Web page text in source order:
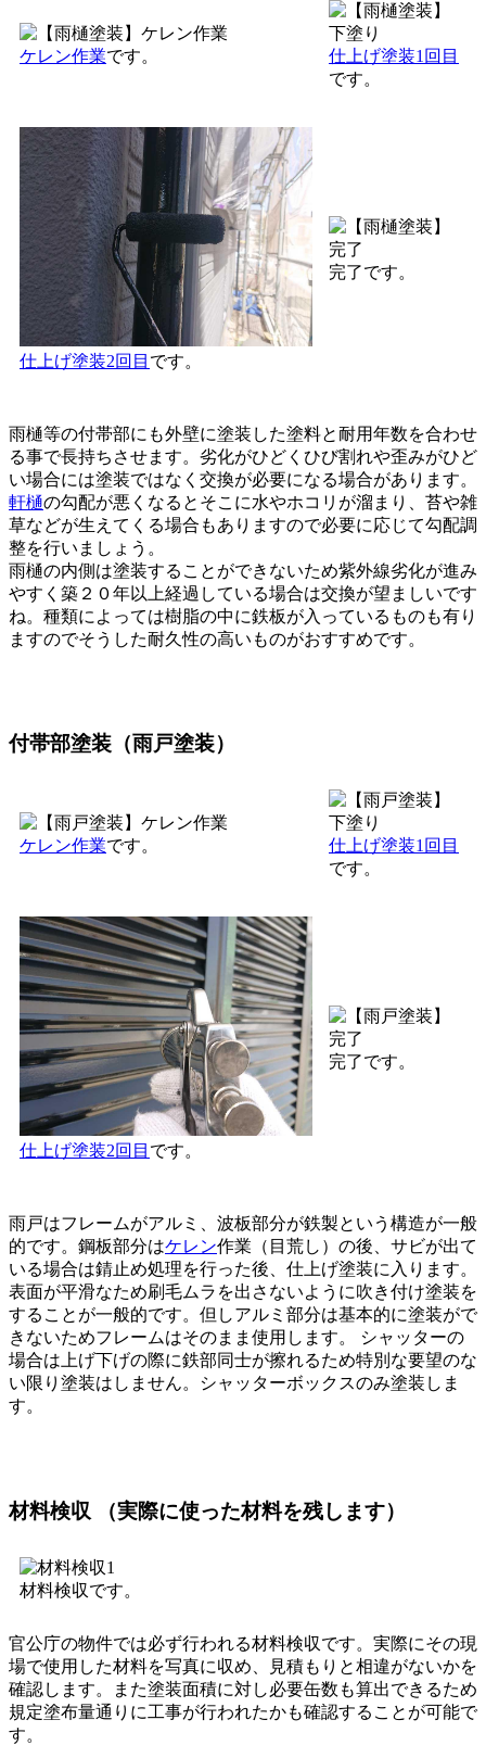
ケレン作業です。
仕上げ塗装1回目
です。
仕上げ塗装2回目 です。
完了です。
雨樋等の付帯部にも外壁に塗装した塗料と耐用年数を合わせ
る事で長持ちさせます。劣化がひどくひび割れや歪みがひど
い場合には塗装ではなく交換が必要になる場合があります。
軒樋の勾配が悪くなるとそこに水やホコリが溜まり、苔や雑
草などが生えてくる場合もありますので必要に応じて勾配調
整を行いましょう。
雨樋の内側は塗装することができないため紫外線劣化が進み
やすく築２０年以上経過している場合は交換が望ましいです
ね。種類によっては樹脂の中に鉄板が入っているものも有り
ますのでそうした耐久性の高いものがおすすめです。
付帯部塗装（雨戸塗装）
ケレン作業です。
仕上げ塗装1回目
です。
仕上げ塗装2回目 です。
完了です。
雨戸はフレームがアルミ、波板部分が鉄製という構造が一般
的です。鋼板部分はケレン作業（目荒し）の後、サビが出て
いる場合は錆止め処理を行った後、仕上げ塗装に入ります。
表面が平滑なため刷毛ムラを出さないように吹き付け塗装を
することが一般的です。但しアルミ部分は基本的に塗装がで
きないためフレームはそのまま使用します。 シャッターの
場合は上げ下げの際に鉄部同士が擦れるため特別な要望のな
い限り塗装はしません。シャッターボックスのみ塗装しま
す。
材料検収 （実際に使った材料を残します）
材料検収です。
官公庁の物件では必ず行われる材料検収です。実際にその現
場で使用した材料を写真に収め、見積もりと相違がないかを
確認します。また塗装面積に対し必要缶数も算出できるため
規定塗布量通りに工事が行われたかも確認することが可能で
す。